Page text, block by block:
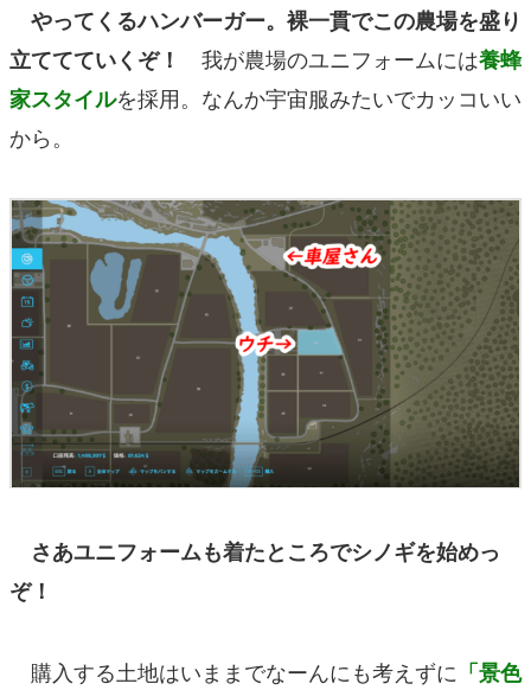
やってくるハンバーガー。裸一貫でこの農場を盛り
立ててていくぞ！
我が農場のユニフォームには養蜂
家スタイルを採用。なんか宇宙服みたいでカッコいい
から。
さあユニフォームも着たところでシノギを始めっ
ぞ！
購入する土地はいままでなーんにも考えずに 「景色